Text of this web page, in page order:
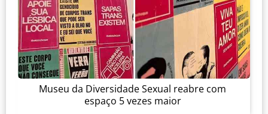
Museu da Diversidade Sexual reabre com
espaço 5 vezes maior